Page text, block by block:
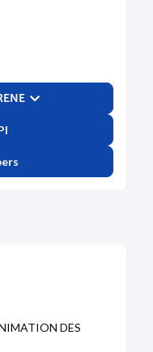
DES